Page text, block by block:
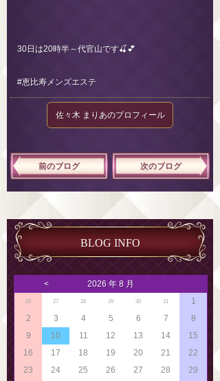
30日は20時半～代官山です🍒💕
#恵比寿メンズエステ
佐々木 まりあのプロフィール
前のブログ 次のブログ
BLOG INFO
< 2026 年 8 月
26 27 28 29 30 31
1
2
3 4 5 6 7
8
9
10 11 12 13 14
15
16
17 18 19 20 21
22
23
24 25 26 27 28
29